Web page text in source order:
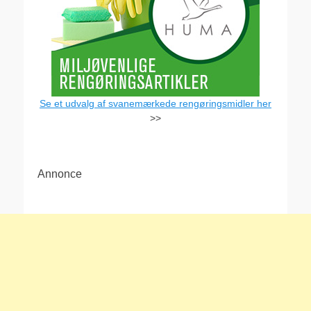
Se et udvalg af svanemærkede rengøringsmidler her
>>
Annonce